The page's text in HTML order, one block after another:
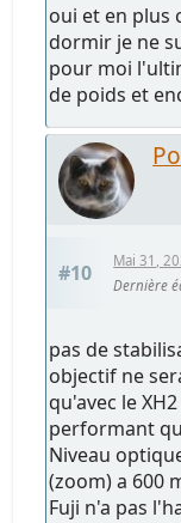
oui et en plus
dormir je ne
pour moi
de poids et
#10
Mai 31,
Dernière
pas de
objectif ne
qu'avec le
performant
Niveau
(zoom) a 600
Fuji n'a pas